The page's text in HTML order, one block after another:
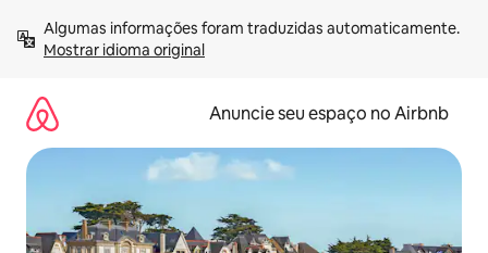
para
Mostrar idioma original
Anuncie seu espaço no Airbnb